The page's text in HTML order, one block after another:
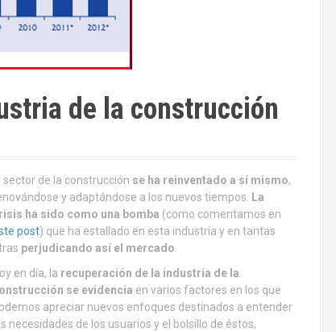
de la construcción
sector de la construcción se ha reinventado a sí mismo,
y adaptándose a los nuevos tiempos.
La
ha sido como una bomba (como comentamos en
post) que ha estallado en esta industria y en tantas
perjudicando así el mercado
en día, la recuperación de la industria de la
se evidencia en varios factores en los que
apreciar nuevos enfoques destinados a entender
necesidades de los usuarios y el bolsillo de éstos,